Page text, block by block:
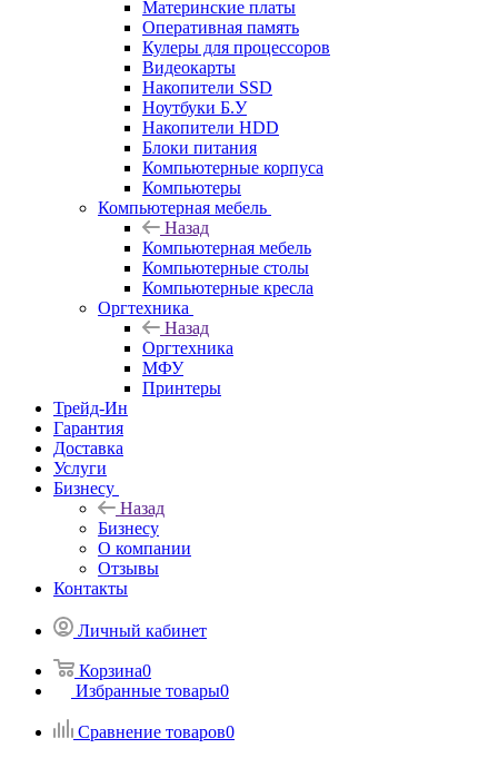
Материнские платы
Оперативная память
Кулеры для процессоров
Видеокарты
Накопители SSD
Ноутбуки Б.У
Накопители HDD
Блоки питания
Компьютерные корпуса
Компьютеры
Компьютерная мебель
Назад
Компьютерная мебель
Компьютерные столы
Компьютерные кресла
Оргтехника
Назад
Оргтехника
МФУ
Принтеры
Трейд-Ин
Гарантия
Доставка
Услуги
Бизнесу
Назад
Бизнесу
О компании
Отзывы
Контакты
Личный кабинет
Корзина0
Избранные товары0
Сравнение товаров0